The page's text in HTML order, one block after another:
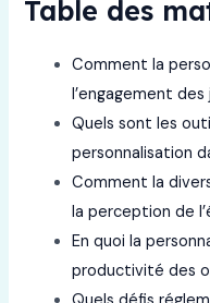
Table des
Comment la
l’engagement
Quels sont les
personnalisation
Comment la
la perception de
En quoi la
productivité des